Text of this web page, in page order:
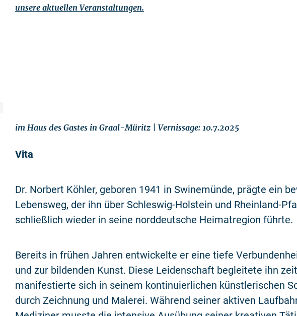
unsere aktuellen Veranstaltungen.
im Haus des Gastes in Graal-Müritz | Vernissage: 10.7.2025
Vita
Dr. Norbert Köhler, geboren 1941 in Swinemünde, prägte ein
Lebensweg, der ihn über Schleswig-Holstein und Rheinland-
schließlich wieder in seine norddeutsche Heimatregion führte.
Bereits in frühen Jahren entwickelte er eine tiefe
und zur bildenden Kunst. Diese Leidenschaft begleitete ihn
manifestierte sich in seinem kontinuierlichen künstlerischen
durch Zeichnung und Malerei. Während seiner aktiven